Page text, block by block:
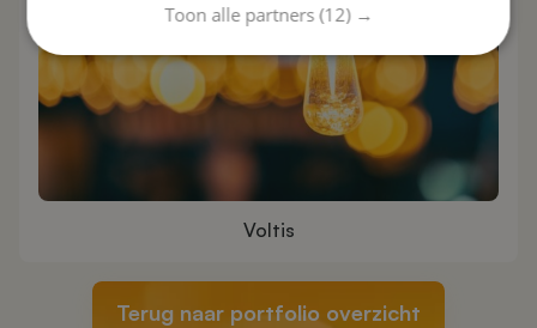
Voltis
Terug naar portfolio overzicht
Toon alle partners (12) →